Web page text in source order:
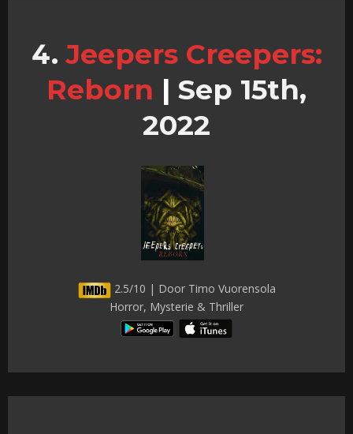
Jeepers Creepers:
Reborn | Sep 15th,
2022
2.5/10 | Door Timo Vuorensola
Horror, Mysterie & Thriller